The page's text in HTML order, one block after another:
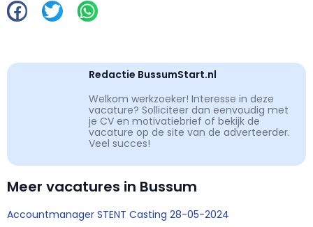
Redactie BussumStart.nl
Welkom werkzoeker! Interesse in deze
vacature? Solliciteer dan eenvoudig met
je CV en motivatiebrief of bekijk de
vacature op de site van de adverteerder.
Veel succes!
Meer vacatures in Bussum
Accountmanager STENT Casting 28-05-2024